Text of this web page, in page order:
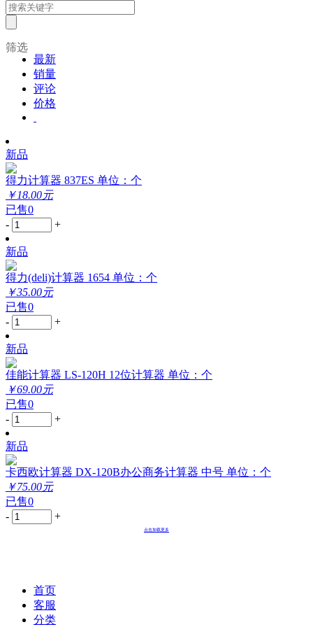
筛选
最新
销量
评论
价格
新品
得力计算器 837ES 单位：个
￥18.00元
已售0
-
+
新品
得力(deli)计算器 1654 单位：个
￥35.00元
已售0
-
+
新品
佳能计算器 LS-120H 12位计算器 单位：个
￥69.00元
已售0
-
+
新品
卡西欧计算器 DX-120B办公商务计算器 中号 单位：个
￥75.00元
已售0
-
+
点击加载更多
首页
客服
分类